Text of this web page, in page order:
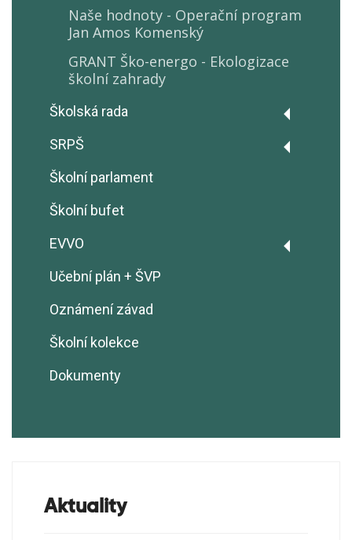
Pronájmy
Podatelna školy
Naše hodnoty - Operační program
Jan Amos Komenský
GRANT Ško-energo - Ekologizace
školní zahrady
Školská rada
Zápisy z jednání
SRPŠ
Zápisy z jednání
Školní parlament
Školní bufet
EVVO
Základní informace EVVO
Ekotým
Školní sběry
Učební plán + ŠVP
Oznámení závad
Školní kolekce
Dokumenty
Aktuality